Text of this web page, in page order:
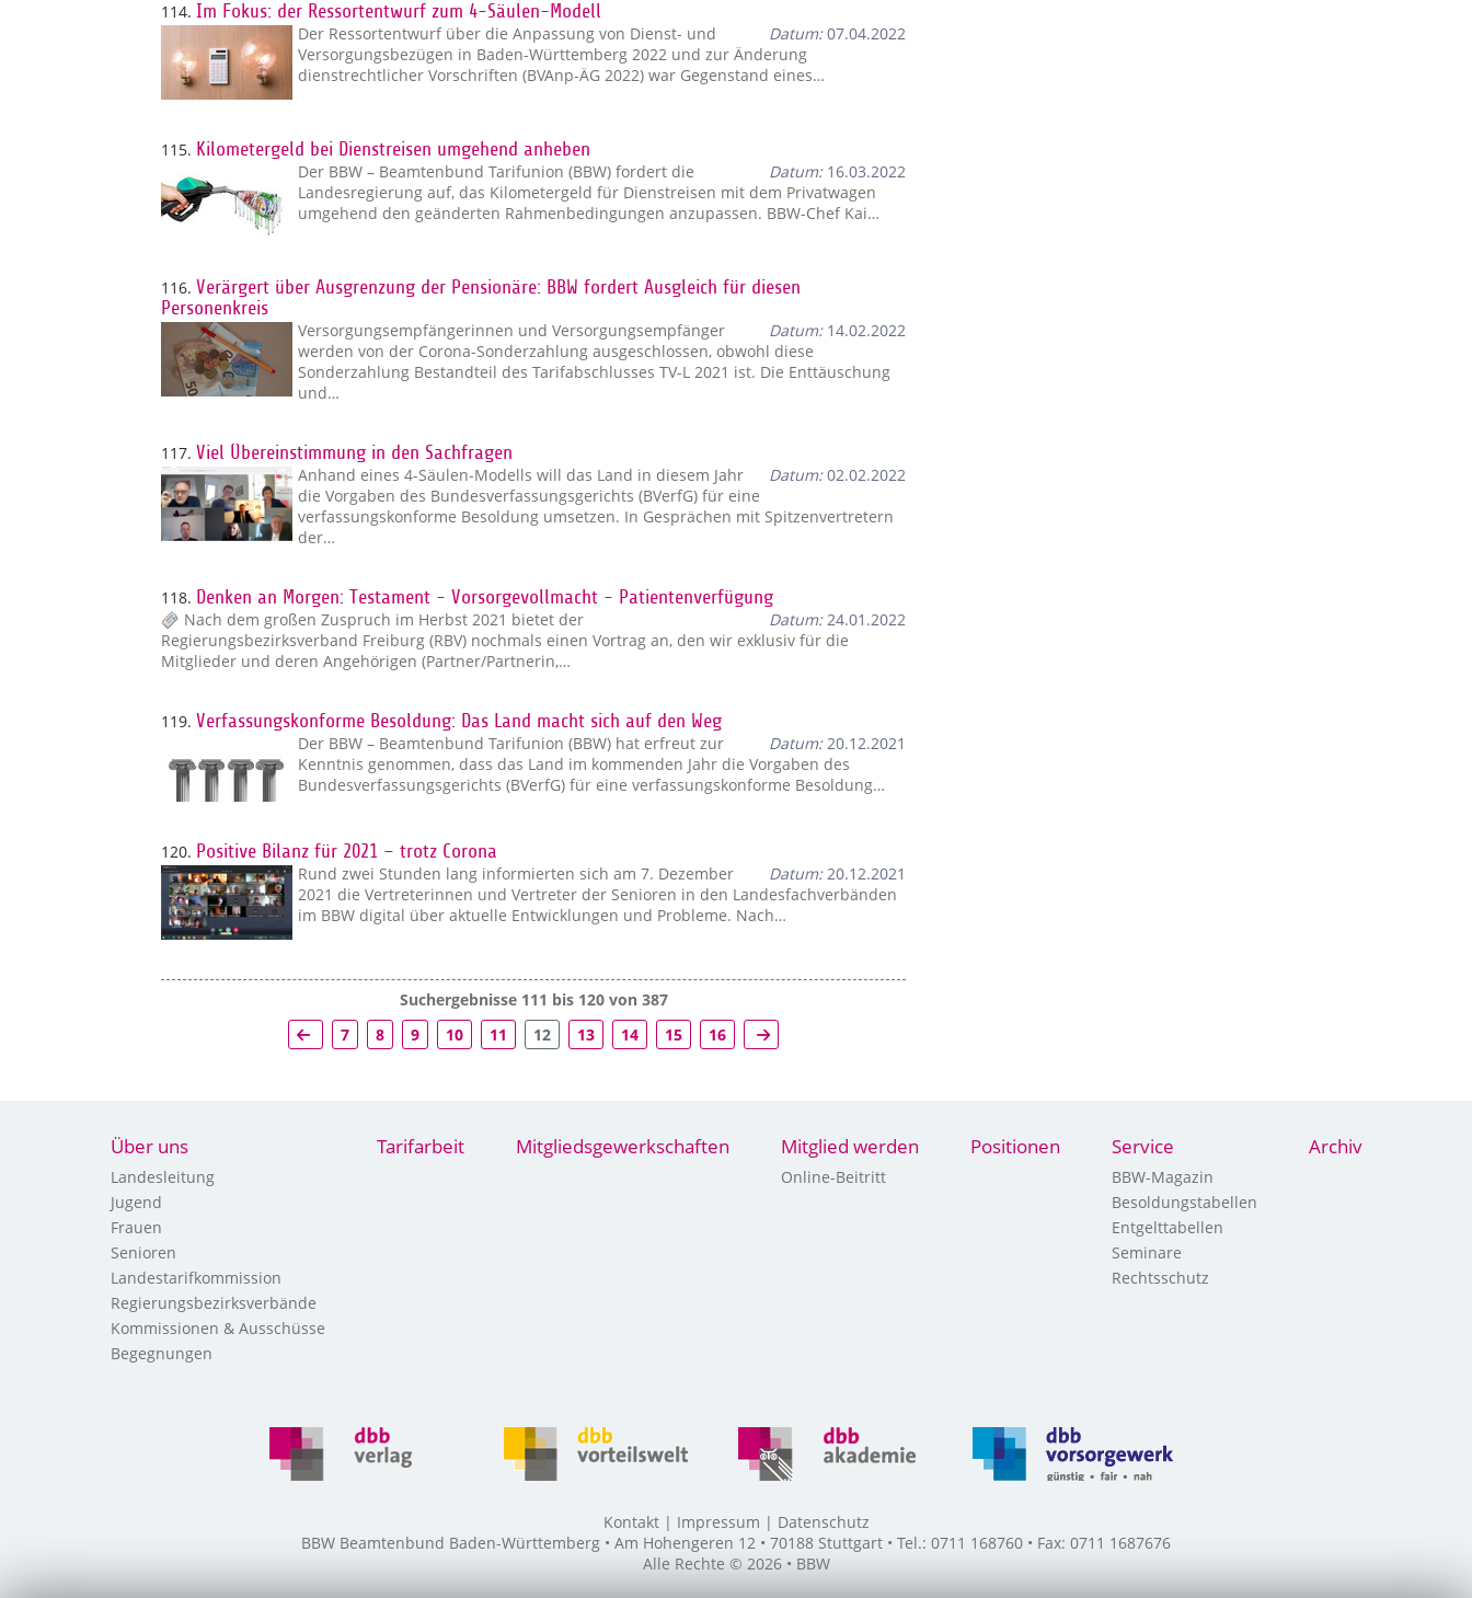
114. Im Fokus: der Ressortentwurf zum 4-Säulen-Modell
Datum:07.04.2022
Der Ressortentwurf über die Anpassung von Dienst- und
Versorgungsbezügen in Baden-Württemberg 2022 und zur Änderung
dienstrechtlicher Vorschriften (BVAnp-ÄG 2022) war Gegenstand eines…
115. Kilometergeld bei Dienstreisen umgehend anheben
Datum:16.03.2022
Der BBW – Beamtenbund Tarifunion (BBW) fordert die
Landesregierung auf, das Kilometergeld für Dienstreisen mit dem Privatwagen
umgehend den geänderten Rahmenbedingungen anzupassen. BBW-Chef Kai…
116. Verärgert über Ausgrenzung der Pensionäre: BBW fordert Ausgleich für diesen
Personenkreis
Datum:14.02.2022
Versorgungsempfängerinnen und Versorgungsempfänger
werden von der Corona-Sonderzahlung ausgeschlossen, obwohl diese
Sonderzahlung Bestandteil des Tarifabschlusses TV-L 2021 ist. Die Enttäuschung
und…
117. Viel Übereinstimmung in den Sachfragen
Datum:02.02.2022
Anhand eines 4-Säulen-Modells will das Land in diesem Jahr
die Vorgaben des Bundesverfassungsgerichts (BVerfG) für eine
verfassungskonforme Besoldung umsetzen. In Gesprächen mit Spitzenvertretern
der…
118. Denken an Morgen: Testament - Vorsorgevollmacht - Patientenverfügung
Datum:24.01.2022
Nach dem großen Zuspruch im Herbst 2021 bietet der
Regierungsbezirksverband Freiburg (RBV) nochmals einen Vortrag an, den wir exklusiv für die
Mitglieder und deren Angehörigen (Partner/Partnerin,…
119. Verfassungskonforme Besoldung: Das Land macht sich auf den Weg
Datum:20.12.2021
Der BBW – Beamtenbund Tarifunion (BBW) hat erfreut zur
Kenntnis genommen, dass das Land im kommenden Jahr die Vorgaben des
Bundesverfassungsgerichts (BVerfG) für eine verfassungskonforme Besoldung…
120. Positive Bilanz für 2021 – trotz Corona
Datum:20.12.2021
Rund zwei Stunden lang informierten sich am 7. Dezember
2021 die Vertreterinnen und Vertreter der Senioren in den Landesfachverbänden
im BBW digital über aktuelle Entwicklungen und Probleme. Nach…
Suchergebnisse 111 bis 120 von 387
7
8 9 10 11 12 13 14 15 16
Über uns
Landesleitung
Jugend
Frauen
Senioren
Landestarifkommission
Regierungsbezirksverbände
Kommissionen & Ausschüsse
Begegnungen
Tarifarbeit Mitgliedsgewerkschaften Mitglied werden
Online-Beitritt
Positionen Service
BBW-Magazin
Besoldungstabellen
Entgelttabellen
Seminare
Rechtsschutz
Archiv
Kontakt Impressum
Datenschutz
BBW Beamtenbund Baden-Württemberg • Am Hohengeren 12 • 70188 Stuttgart • Tel.: 0711 168760 • Fax: 0711 1687676
Alle Rechte © 2026 • BBW